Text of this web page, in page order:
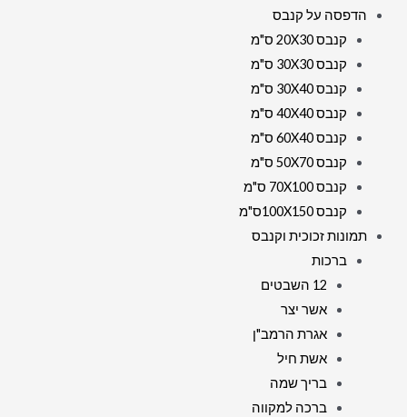
הדפסה על קנבס
קנבס 20X30 ס"מ
קנבס 30X30 ס"מ
קנבס 30X40 ס"מ
קנבס 40X40 ס"מ
קנבס 60X40 ס"מ
קנבס 50X70 ס"מ
קנבס 70X100 ס"מ
קנבס 100X150ס"מ
תמונות זכוכית וקנבס
ברכות
12 השבטים
אשר יצר
אגרת הרמב"ן
אשת חיל
בריך שמה
ברכה למקווה